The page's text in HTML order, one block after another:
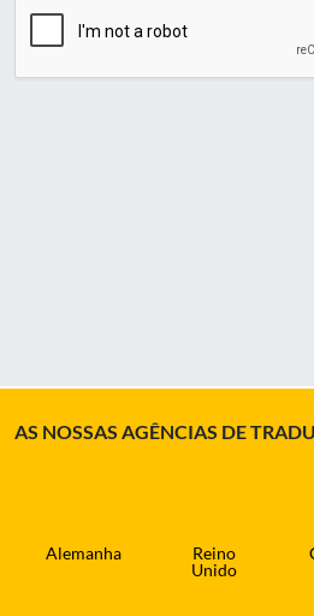
AS NOSSAS AGÊNCIAS DE
Alemanha
Reino
Unido